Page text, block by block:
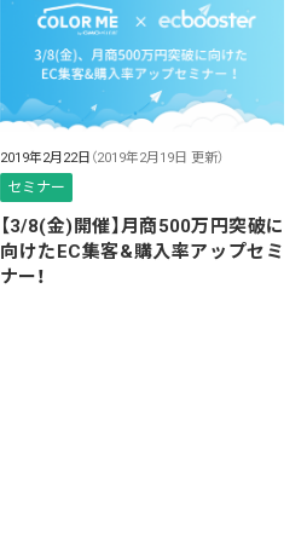
2019年2月22日 （2019年2月19日 更新）
セミナー
【3/8(金)開催】月商500万円突破に
向けたEC集客&購入率アップセミ
ナー！